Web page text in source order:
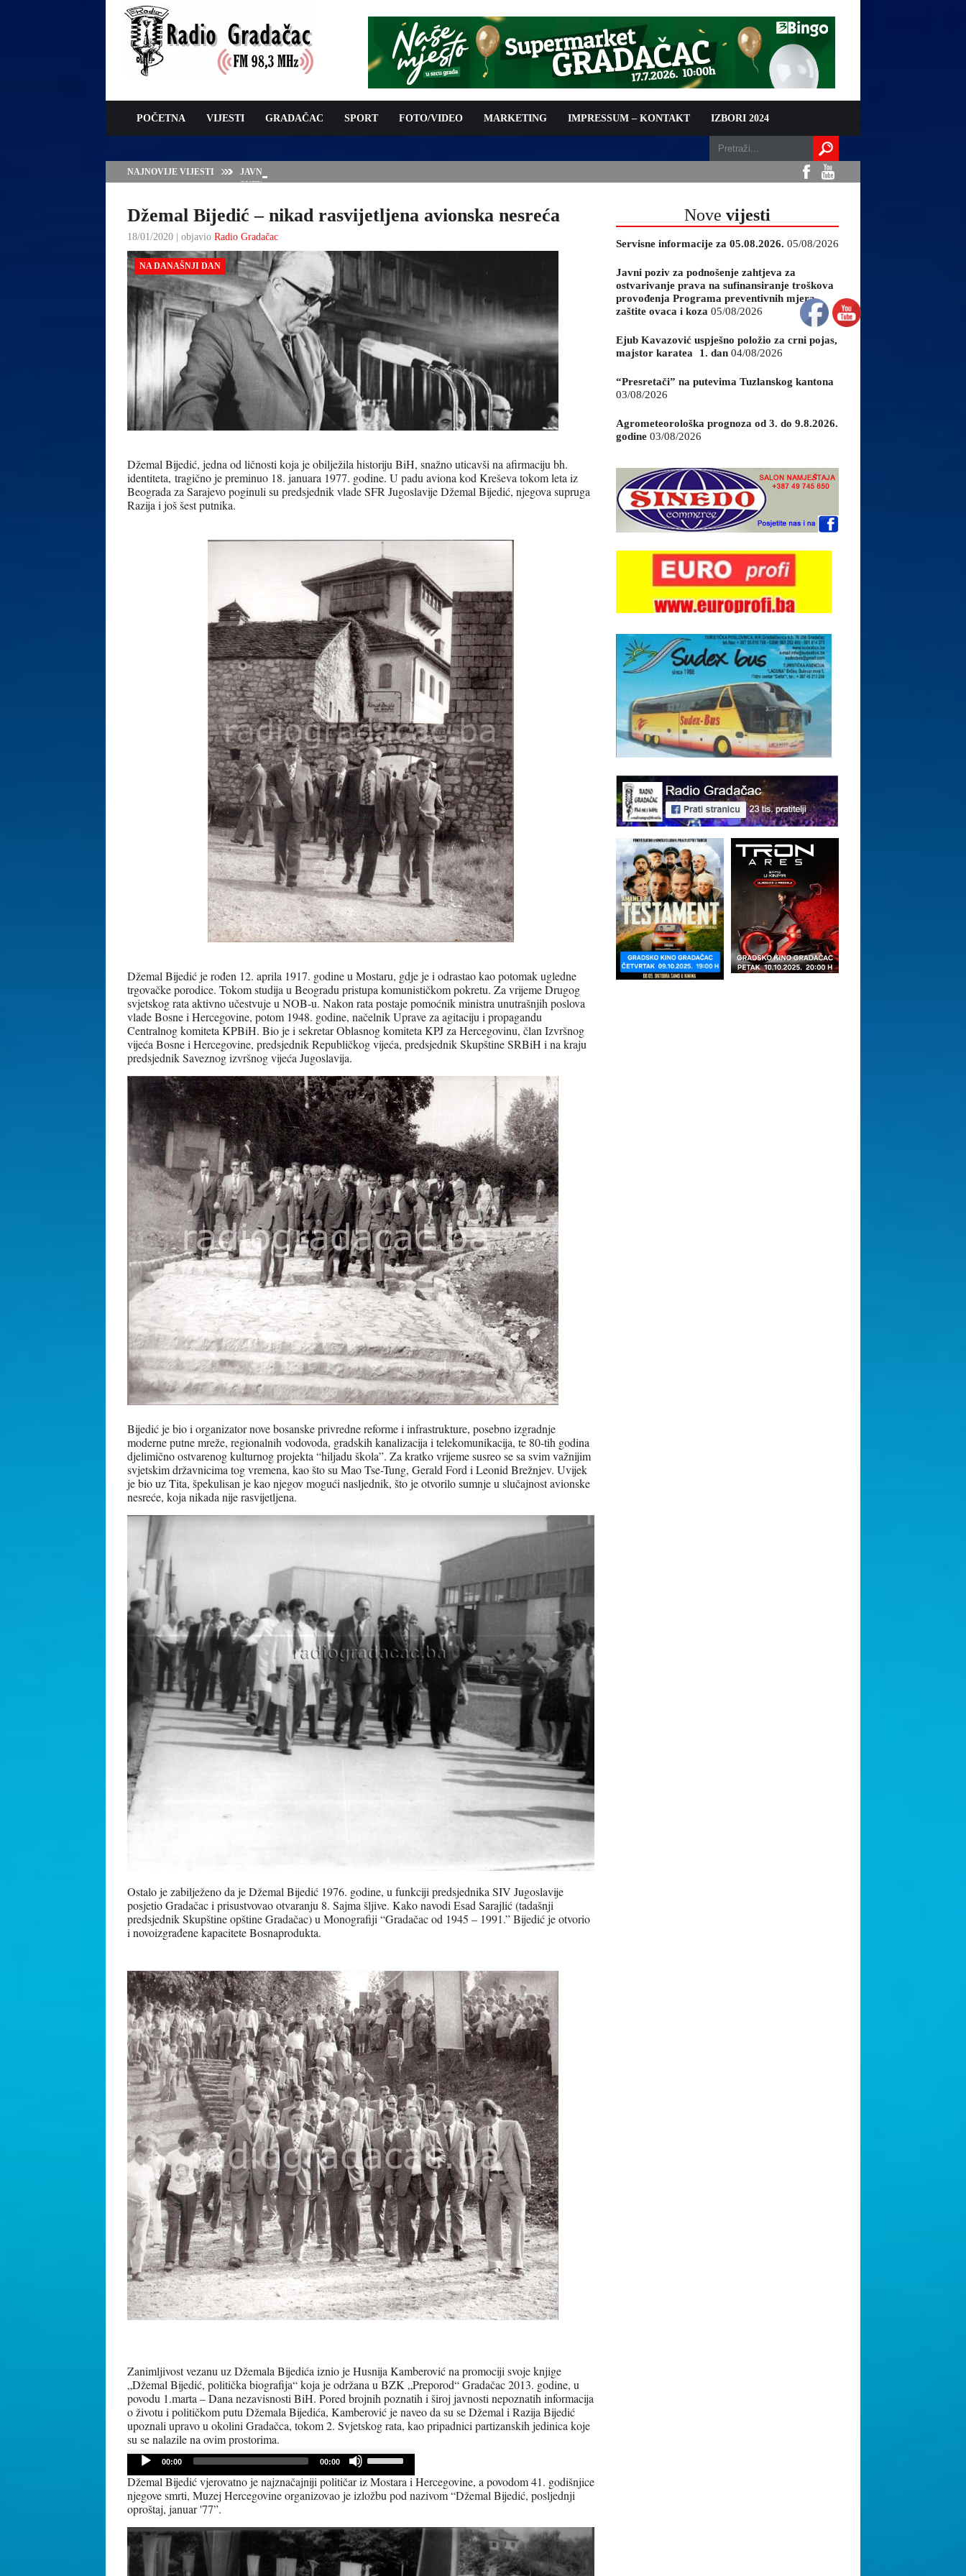
POČETNA VIJESTI GRADAČAC SPORT FOTO/VIDEO MARKETING IMPRESSUM – KONTAKT IZBORI 2024
NAJNOVIJE VIJESTI
JAVNI POZIV ZA PODNOŠENJE ZAHTJEVA ZA OSTVARIVANJE PRAVA NA
SUFINANSIRANJE TROŠKOVA PROVOĐENJA PROGRAMA PREVENTIVNIH MJERA
Džemal Bijedić – nikad rasvijetljena avionska nesreća
18/01/2020 | objavio Radio Gradačac
NA DANAŠNJI DAN
Džemal Bijedić, jedna od ličnosti koja je obilježila historiju BiH, snažno uticavši na afirmaciju bh.
identiteta, tragično je preminuo 18. januara 1977. godine. U padu aviona kod Kreševa tokom leta iz
Beograda za Sarajevo poginuli su predsjednik vlade SFR Jugoslavije Džemal Bijedić, njegova supruga
Razija i još šest putnika.
Džemal Bijedić je rođen 12. aprila 1917. godine u Mostaru, gdje je i odrastao kao potomak ugledne
trgovačke porodice. Tokom studija u Beogradu pristupa komunističkom pokretu. Za vrijeme Drugog
svjetskog rata aktivno učestvuje u NOB-u. Nakon rata postaje pomoćnik ministra unutrašnjih poslova
vlade Bosne i Hercegovine, potom 1948. godine, načelnik Uprave za agitaciju i propagandu
Centralnog komiteta KPBiH. Bio je i sekretar Oblasnog komiteta KPJ za Hercegovinu, član Izvršnog
vijeća Bosne i Hercegovine, predsjednik Republičkog vijeća, predsjednik Skupštine SRBiH i na kraju
predsjednik Saveznog izvršnog vijeća Jugoslavija.
Bijedić je bio i organizator nove bosanske privredne reforme i infrastrukture, posebno izgradnje
moderne putne mreže, regionalnih vodovoda, gradskih kanalizacija i telekomunikacija, te 80-tih godina
djelimično ostvarenog kulturnog projekta “hiljadu škola”. Za kratko vrijeme susreo se sa svim važnijim
svjetskim državnicima tog vremena, kao što su Mao Tse-Tung, Gerald Ford i Leonid Brežnjev. Uvijek
je bio uz Tita, špekulisan je kao njegov mogući nasljednik, što je otvorilo sumnje u slučajnost avionske
nesreće, koja nikada nije rasvijetljena.
Ostalo je zabilježeno da je Džemal Bijedić 1976. godine, u funkciji predsjednika SIV Jugoslavije
posjetio Gradačac i prisustvovao otvaranju 8. Sajma šljive. Kako navodi Esad Sarajlić (tadašnji
predsjednik Skupštine opštine Gradačac) u Monografiji “Gradačac od 1945 – 1991.” Bijedić je otvorio
i novoizgrađene kapacitete Bosnaprodukta.
Zanimljivost vezanu uz Džemala Bijedića iznio je Husnija Kamberović na promociji svoje knjige
„Džemal Bijedić, politička biografija“ koja je održana u BZK „Preporod“ Gradačac 2013. godine, u
povodu 1.marta – Dana nezavisnosti BiH. Pored brojnih poznatih i široj javnosti nepoznatih informacija
o životu i političkom putu Džemala Bijedića, Kamberović je naveo da su se Džemal i Razija Bijedić
upoznali upravo u okolini Gradačca, tokom 2. Svjetskog rata, kao pripadnici partizanskih jedinica koje
su se nalazile na ovim prostorima.
Audio
00:00 00:00
Use
Up/Down
Arrow
keys
to
or
decrease
volume.
Džemal Bijedić vjerovatno je najznačajniji političar iz Mostara i Hercegovine, a povodom 41. godišnjice
njegove smrti, Muzej Hercegovine organizovao je izložbu pod nazivom “Džemal Bijedić, posljednji
oproštaj, januar '77”.
Nove vijesti
Servisne informacije za 05.08.2026. 05/08/2026
Javni poziv za podnošenje zahtjeva za
ostvarivanje prava na sufinansiranje troškova
provođenja Programa preventivnih mjera
zaštite ovaca i koza 05/08/2026
Ejub Kavazović uspješno položio za crni pojas,
majstor karatea 1. dan 04/08/2026
“Presretači” na putevima Tuzlanskog kantona
03/08/2026
Agrometeorološka prognoza od 3. do 9.8.2026.
godine 03/08/2026